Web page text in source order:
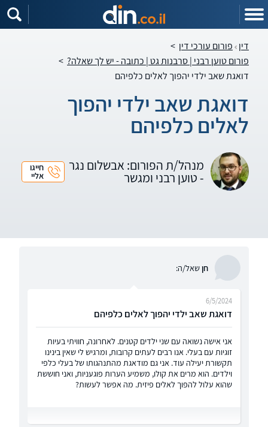
דין פורום עורכי דין >
פורום טוען רבני | סרבנות גט | כתובה - יש לך שאלה? >
דואגת שאב ילדי יהפוך לאלים כלפיהם
דואגת שאב ילדי יהפוך
לאלים כלפיהם
מנהל/ת הפורום: אבשלום נגר
- טוען רבני ומגשר
חייגו
אליי
חןשאל/ה:
דואגת שאב ילדי יהפוך לאלים כלפיהם
6/5/2024
אני אישה נשואה עם שני ילדים קטנים. לאחרונה, חוויתי בעיות
זוגיות עם בעלי. אנו רבים לעתים קרובות, ומרגיש לי שאין בינינו
תקשורת יעילה עוד. אני גם מודאגת מהתנהגותו של בעלי כלפי
וילדים. הוא מרים את קולו, משמיע הערות פוגעניות, ואני חוששת
שהוא עלול להפוך לאלים פיזית. מה אפשר לעשות?